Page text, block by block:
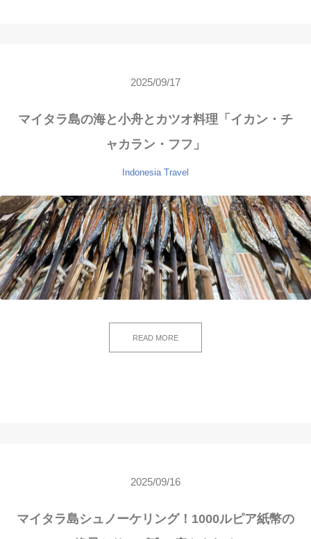
2025/09/17
マイタラ島の海と小舟とカツオ料理「イカン・チ
ャカラン・フフ」
Indonesia Travel
READ MORE
2025/09/16
マイタラ島シュノーケリング！1000ルピア紙幣の